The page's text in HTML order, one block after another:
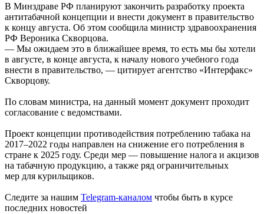
В Минздраве РФ планируют закончить разработку проекта
антитабачной концепции и внести документ в правительство
к концу августа. Об этом сообщила министр здравоохранения
РФ Вероника Скворцова.
— Мы ожидаем это в ближайшее время, то есть мы бы хотели
в августе, в конце августа, к началу нового учебного года
внести в правительство, — цитирует агентство «Интерфакс»
Скворцову.
По словам министра, на данный момент документ проходит
согласование с ведомствами.
Проект концепции противодействия потреблению табака на
2017–2022 годы направлен на снижение его потребления в
стране к 2025 году. Среди мер — повышение налога и акцизов
на табачную продукцию, а также ряд ограничительных
мер для курильщиков.
Следите за нашим Telegram-каналом чтобы быть в курсе
последних новостей